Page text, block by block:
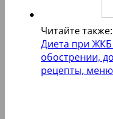
Читайте также:
Диета при
обострении,
рецепты, меню